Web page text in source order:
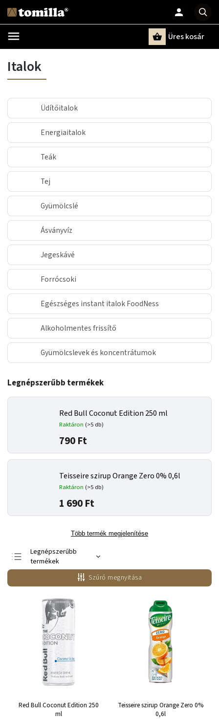
Üres kosár
Italok
Üdítőitalok
Energiaitalok
Teák
Tej
Gyümölcslé
Ásványvíz
Jegeskávé
Forrócsoki
Egészséges instant italok FoodNess
Alkoholmentes frissítő
Gyümölcslevek és koncentrátumok
Legnépszerűbb termékek
Red Bull Coconut Edition 250 ml
Raktáron (>5 db)
790 Ft
Teisseire szirup Orange Zero 0% 0,6l
Raktáron (>5 db)
1 690 Ft
Több termék megjelenítése
Legnépszerűbb
termékek
Legolcsóbb elöl
Legdrágább
ABC szerint
Szűrő megnyitása
Red Bull Coconut Edition 250
ml
Teisseire szirup Orange Zero 0%
0,6l